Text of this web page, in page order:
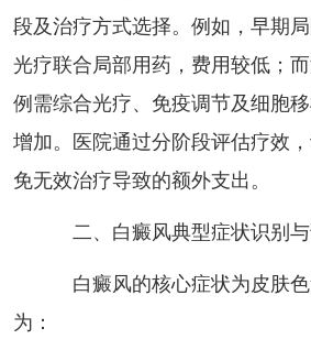
段及治疗方式选择。例如，早期
光疗联合局部用药，费用较低；
例需综合光疗、免疫调节及细胞
增加。医院通过分阶段评估疗效
免无效治疗导致的额外支出。
二、白癜风典型症状识别与
白癜风的核心症状为皮肤色
为：